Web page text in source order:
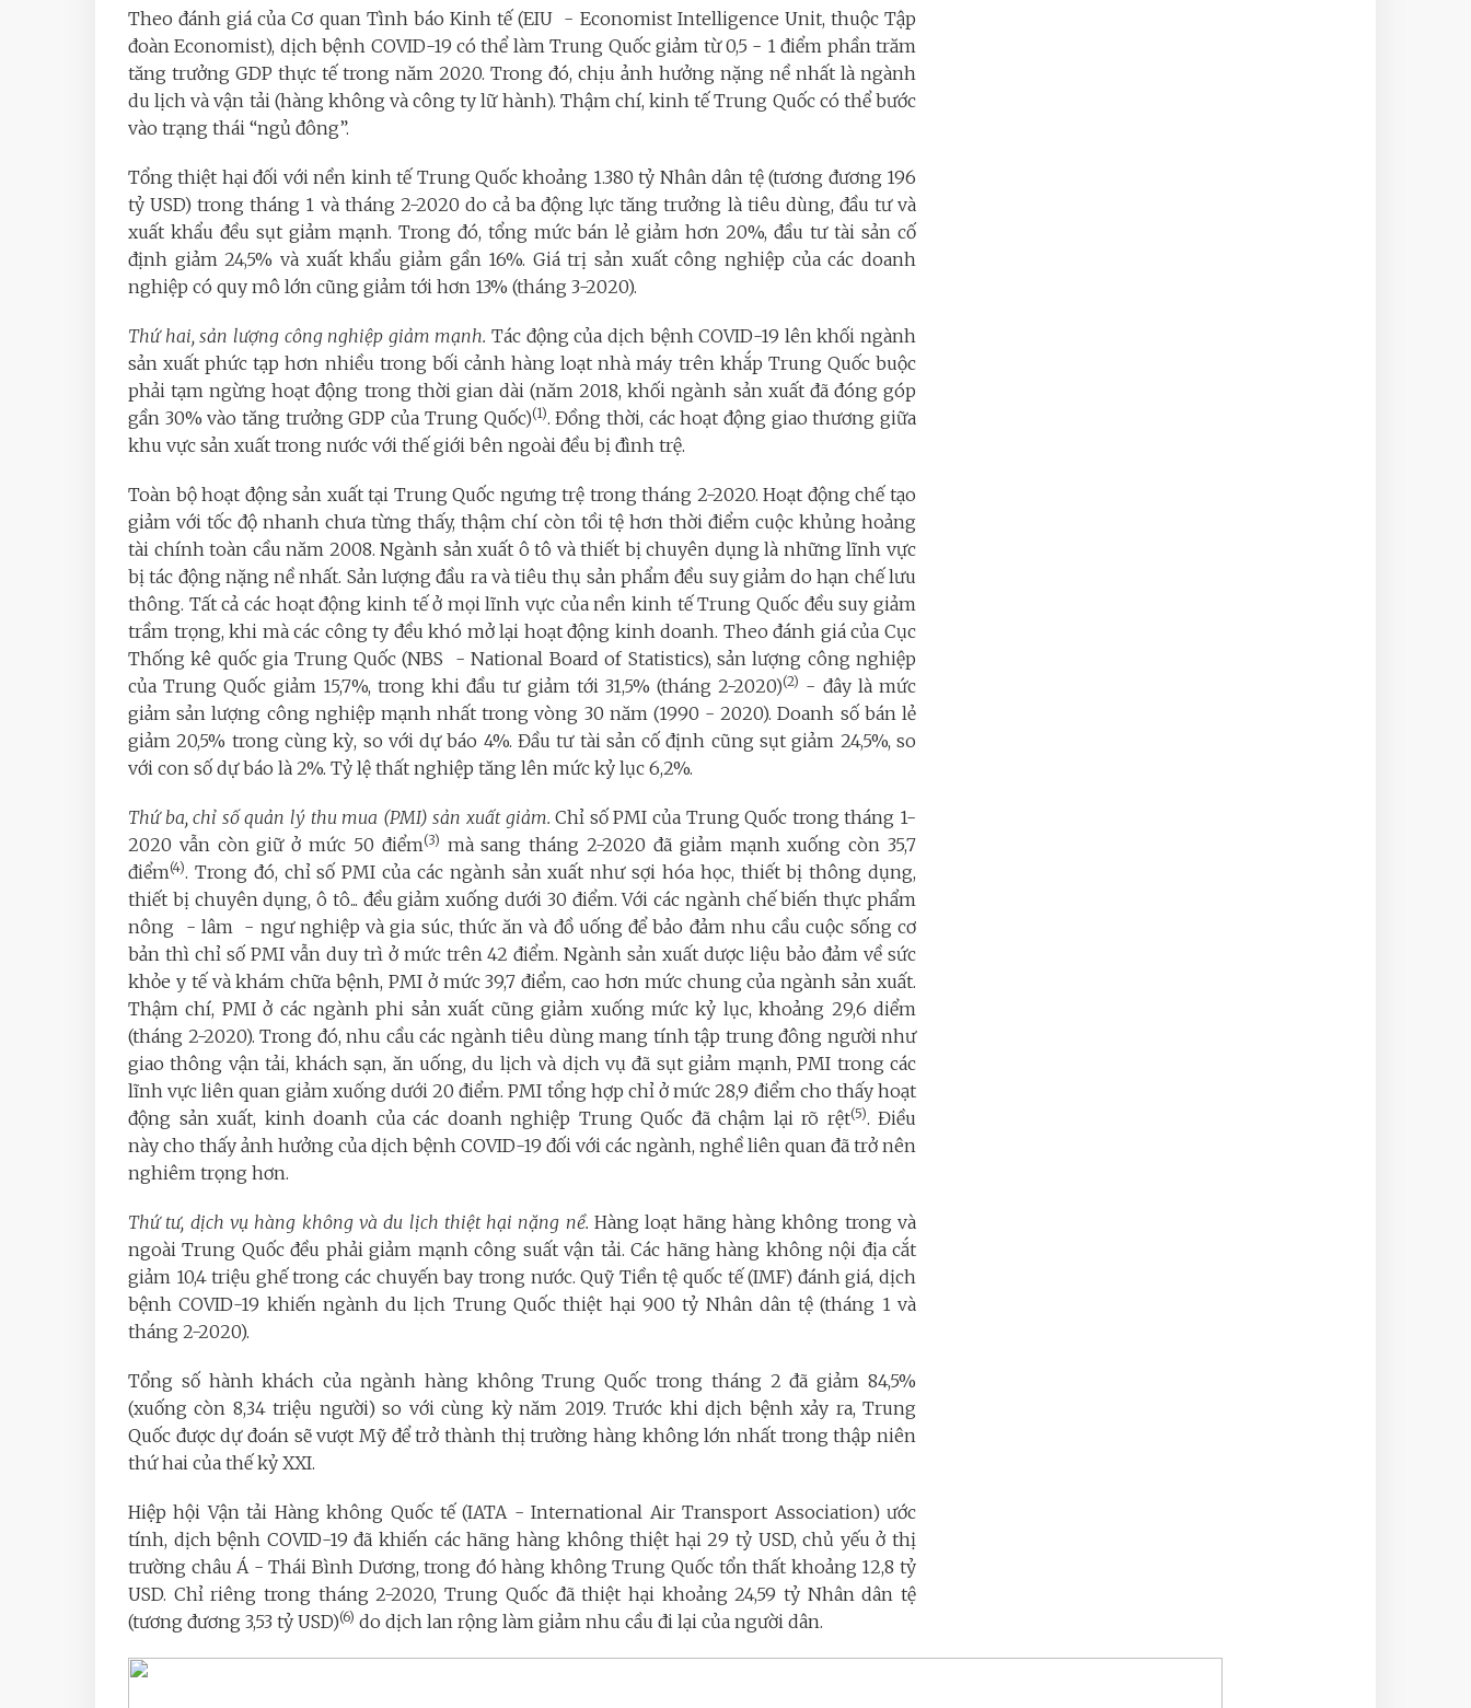
Theo đánh giá của Cơ quan Tình báo Kinh tế (EIU - Economist Intelligence Unit, thuộc Tập
đoàn Economist), dịch bệnh COVID-19 có thể làm Trung Quốc giảm từ 0,5 - 1 điểm phần trăm
tăng trưởng GDP thực tế trong năm 2020. Trong đó, chịu ảnh hưởng nặng nề nhất là ngành
du lịch và vận tải (hàng không và công ty lữ hành). Thậm chí, kinh tế Trung Quốc có thể bước
vào trạng thái “ngủ đông”.
Tổng thiệt hại đối với nền kinh tế Trung Quốc khoảng 1.380 tỷ Nhân dân tệ (tương đương 196
tỷ USD) trong tháng 1 và tháng 2-2020 do cả ba động lực tăng trưởng là tiêu dùng, đầu tư và
xuất khẩu đều sụt giảm mạnh. Trong đó, tổng mức bán lẻ giảm hơn 20%, đầu tư tài sản cố
định giảm 24,5% và xuất khẩu giảm gần 16%. Giá trị sản xuất công nghiệp của các doanh
nghiệp có quy mô lớn cũng giảm tới hơn 13% (tháng 3-2020).
Thứ hai, sản lượng công nghiệp giảm mạnh. Tác động của dịch bệnh COVID-19 lên khối ngành
sản xuất phức tạp hơn nhiều trong bối cảnh hàng loạt nhà máy trên khắp Trung Quốc buộc
phải tạm ngừng hoạt động trong thời gian dài (năm 2018, khối ngành sản xuất đã đóng góp
gần 30% vào tăng trưởng GDP của Trung Quốc)(1). Đồng thời, các hoạt động giao thương giữa
khu vực sản xuất trong nước với thế giới bên ngoài đều bị đình trệ.
Toàn bộ hoạt động sản xuất tại Trung Quốc ngưng trệ trong tháng 2-2020. Hoạt động chế tạo
giảm với tốc độ nhanh chưa từng thấy, thậm chí còn tồi tệ hơn thời điểm cuộc khủng hoảng
tài chính toàn cầu năm 2008. Ngành sản xuất ô tô và thiết bị chuyên dụng là những lĩnh vực
bị tác động nặng nề nhất. Sản lượng đầu ra và tiêu thụ sản phẩm đều suy giảm do hạn chế lưu
thông. Tất cả các hoạt động kinh tế ở mọi lĩnh vực của nền kinh tế Trung Quốc đều suy giảm
trầm trọng, khi mà các công ty đều khó mở lại hoạt động kinh doanh. Theo đánh giá của Cục
Thống kê quốc gia Trung Quốc (NBS - National Board of Statistics), sản lượng công nghiệp
của Trung Quốc giảm 15,7%, trong khi đầu tư giảm tới 31,5% (tháng 2-2020)(2) - đây là mức
giảm sản lượng công nghiệp mạnh nhất trong vòng 30 năm (1990 - 2020). Doanh số bán lẻ
giảm 20,5% trong cùng kỳ, so với dự báo 4%. Đầu tư tài sản cố định cũng sụt giảm 24,5%, so
với con số dự báo là 2%. Tỷ lệ thất nghiệp tăng lên mức kỷ lục 6,2%.
Thứ ba, chỉ số quản lý thu mua (PMI) sản xuất giảm.Chỉ số PMI của Trung Quốc trong tháng 1-
2020 vẫn còn giữ ở mức 50 điểm(3) mà sang tháng 2-2020 đã giảm mạnh xuống còn 35,7
điểm(4). Trong đó, chỉ số PMI của các ngành sản xuất như sợi hóa học, thiết bị thông dụng,
thiết bị chuyên dụng, ô tô... đều giảm xuống dưới 30 điểm. Với các ngành chế biến thực phẩm
nông - lâm - ngư nghiệp và gia súc, thức ăn và đồ uống để bảo đảm nhu cầu cuộc sống cơ
bản thì chỉ số PMI vẫn duy trì ở mức trên 42 điểm. Ngành sản xuất dược liệu bảo đảm về sức
khỏe y tế và khám chữa bệnh, PMI ở mức 39,7 điểm, cao hơn mức chung của ngành sản xuất.
Thậm chí, PMI ở các ngành phi sản xuất cũng giảm xuống mức kỷ lục, khoảng 29,6 diểm
(tháng 2-2020). Trong đó, nhu cầu các ngành tiêu dùng mang tính tập trung đông người như
giao thông vận tải, khách sạn, ăn uống, du lịch và dịch vụ đã sụt giảm mạnh, PMI trong các
lĩnh vực liên quan giảm xuống dưới 20 điểm. PMI tổng hợp chỉ ở mức 28,9 điểm cho thấy hoạt
động sản xuất, kinh doanh của các doanh nghiệp Trung Quốc đã chậm lại rõ rệt(5). Điều
này cho thấy ảnh hưởng của dịch bệnh COVID-19 đối với các ngành, nghề liên quan đã trở nên
nghiêm trọng hơn.
Thứ tư, dịch vụ hàng không và du lịch thiệt hại nặng nề.Hàng loạt hãng hàng không trong và
ngoài Trung Quốc đều phải giảm mạnh công suất vận tải. Các hãng hàng không nội địa cắt
giảm 10,4 triệu ghế trong các chuyến bay trong nước. Quỹ Tiền tệ quốc tế (IMF) đánh giá, dịch
bệnh COVID-19 khiến ngành du lịch Trung Quốc thiệt hại 900 tỷ Nhân dân tệ (tháng 1 và
tháng 2-2020).
Tổng số hành khách của ngành hàng không Trung Quốc trong tháng 2 đã giảm 84,5%
(xuống còn 8,34 triệu người) so với cùng kỳ năm 2019. Trước khi dịch bệnh xảy ra, Trung
Quốc được dự đoán sẽ vượt Mỹ để trở thành thị trường hàng không lớn nhất trong thập niên
thứ hai của thế kỷ XXI.
Hiệp hội Vận tải Hàng không Quốc tế (IATA - International Air Transport Association) ước
tính, dịch bệnh COVID-19 đã khiến các hãng hàng không thiệt hại 29 tỷ USD, chủ yếu ở thị
trường châu Á - Thái Bình Dương, trong đó hàng không Trung Quốc tổn thất khoảng 12,8 tỷ
USD. Chỉ riêng trong tháng 2-2020, Trung Quốc đã thiệt hại khoảng 24,59 tỷ Nhân dân tệ
(tương đương 3,53 tỷ USD)(6) do dịch lan rộng làm giảm nhu cầu đi lại của người dân.